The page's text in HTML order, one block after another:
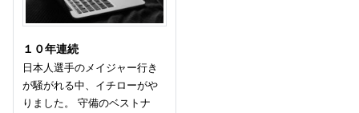
１０年連続
日本人選手のメイジャー行き
が騒がれる中、イチローがや
りました。 守備のベストナ